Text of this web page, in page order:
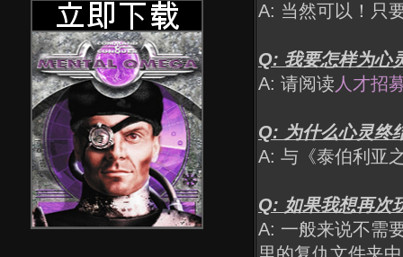
A: 当然可以！只
Q: 我要怎样为心
A: 请阅读 人才招
Q: 为什么心灵终
A: 与《泰伯利亚
Q: 如果我想再次
A: 一般来说不需